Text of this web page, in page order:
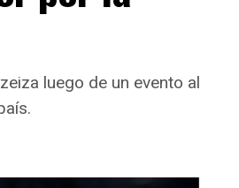
luego de un evento al